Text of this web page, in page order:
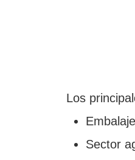
Los
Sector